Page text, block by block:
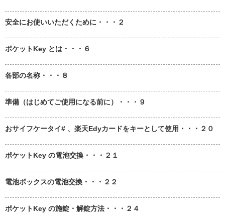
安全にお使いいただくために・・・２
ポケットKey とは・・・６
各部の名称・・・８
準備（はじめてご使用になる前に）・・・９
おサイフケータイ# 、楽天Edyカードをキーとして使用・・・２０
ポケットKey の電池交換・・・２１
電池ボックスの電池交換・・・２２
ポケットKey の施錠・解錠方法・・・２４